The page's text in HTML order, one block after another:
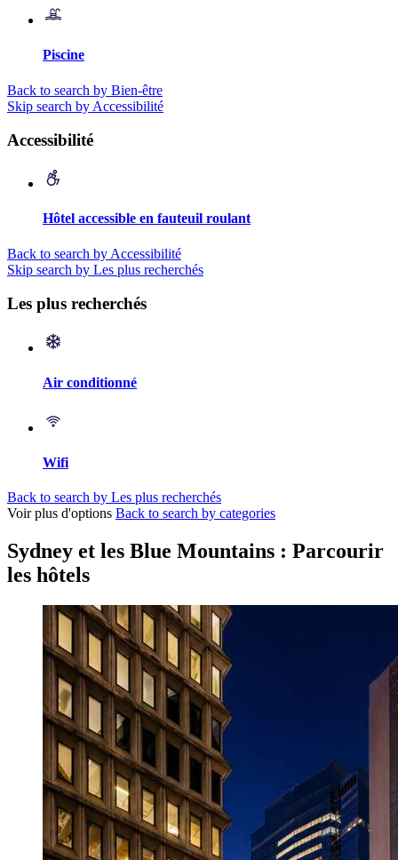
Piscine
Back to search by Bien-être
Skip search by Accessibilité
Accessibilité
Hôtel accessible en fauteuil roulant
Back to search by Accessibilité
Skip search by Les plus recherchés
Les plus recherchés
Air conditionné
Wifi
Back to search by Les plus recherchés
Voir plus d'options Back to search by categories
Sydney et les Blue Mountains : Parcourir
les hôtels